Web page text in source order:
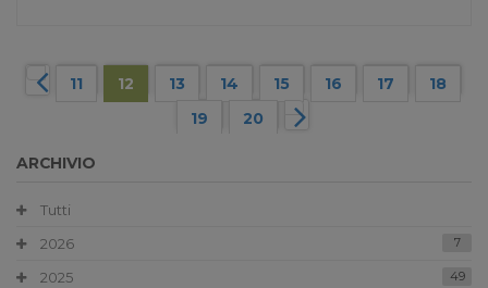
11 12 13 14 15 16 17
18
19
20
ARCHIVIO
Tutti
2026
7
2025 49